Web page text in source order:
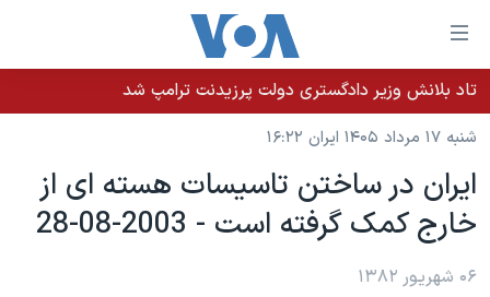
لینکهای
قابل
دسترسی
جهش
محتوای
اصلی
جهش
به
خانه
نسخه سبک وب‌سایت
موضوع ها
ایران
آمریکا
برنامه های تلویزیونی
جدول برنامه ها
تاد بلانش وزیر دادگستری دولت پرزیدنت ترامپ شد
شنبه ۱۷ مرداد ۱۴۰۵ ایران ۱۶:۲۲
ايران در ساختن تاسيسات هسته ای از
خارج کمک گرفته است - 2003-08-28
۰۶ شهریور ۱۳۸۲